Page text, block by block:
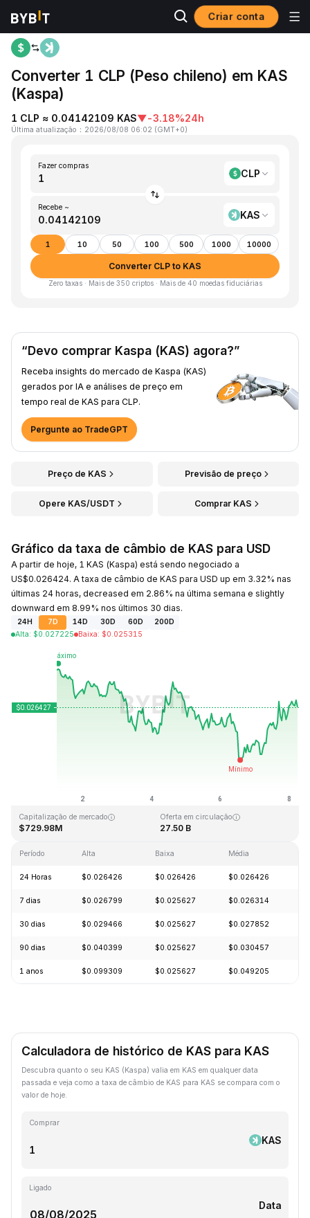
Criar conta
Página inicial
Converter 1 CLP (Peso chileno) em KAS
(Kaspa)
1 CLP ≈ 0.04142109 KAS▼-3.18%24h
Última atualização ： 2026/08/08 06:02 (GMT+0)
Fazer compras
CLP
Recebe ~
KAS
1 10 50 100 500 1000 10000
Converter CLP to KAS
Zero taxas · Mais de 350 criptos · Mais de 40 moedas fiduciárias
“Devo comprar Kaspa (KAS) agora?”
Receba insights do mercado de Kaspa (KAS)
gerados por IA e análises de preço em
tempo real de KAS para CLP.
Pergunte ao TradeGPT
Preço de KAS Previsão de preço
Opere KAS/USDT Comprar KAS
Gráfico da taxa de câmbio de KAS para USD
A partir de hoje, 1 KAS (Kaspa) está sendo negociado a
US$0.026424. A taxa de câmbio de KAS para USD up em 3.32% nas
últimas 24 horas, decreased em 2.86% na última semana e slightly
downward em 8.99% nos últimos 30 dias.
24H 7D 14D 30D 60D
200D
Alta: $0.027225 Baixa: $0.025315
Capitalização de mercado
$729.98M
Oferta em circulação
27.50 B
Período Alta Baixa Média
24 Horas $0.026426 $0.026426 $0.026426
7 dias $0.026799 $0.025627 $0.026314
30 dias $0.029466 $0.025627 $0.027852
90 dias $0.040399 $0.025627 $0.030457
1 anos $0.099309 $0.025627 $0.049205
Calculadora de histórico de KAS para KAS
Descubra quanto o seu KAS (Kaspa) valia em KAS em qualquer data
passada e veja como a taxa de câmbio de KAS para KAS se compara com o
valor de hoje.
Comprar
KAS
Ligado
Data